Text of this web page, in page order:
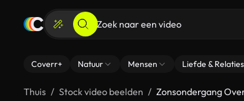
Coverr+ Natuur Mensen Liefde & Relaties
Thuis Stock video beelden Zonsondergang